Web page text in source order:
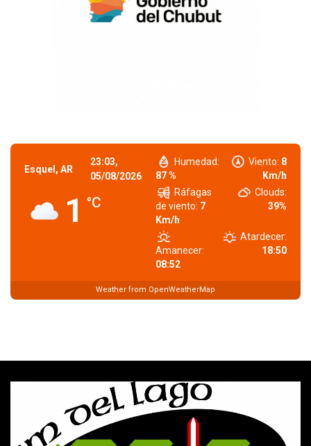
Esquel, AR
23:03,
05/08/2026
1 °C
Humedad:
87 %
Viento: 8
Km/h
Ráfagas
de viento: 7
Km/h
Clouds:
39%
Amanecer:
08:52
Atardecer:
18:50
Weather from OpenWeatherMap